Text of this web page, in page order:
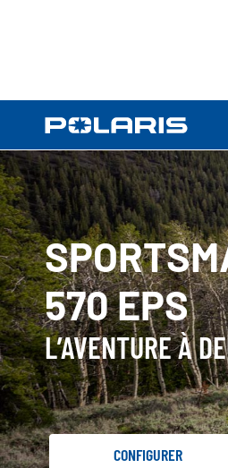
570 EPS
L’AVENTURE À
CONFIGURER